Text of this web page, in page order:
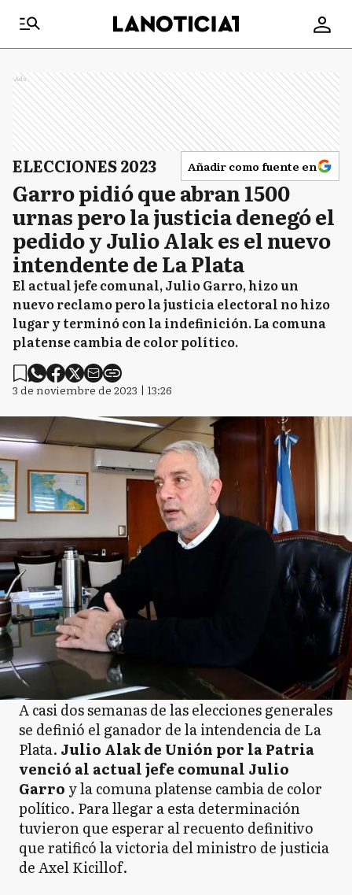
Ads
ELECCIONES 2023 Añadir como fuente en
Garro pidió que abran 1500
urnas pero la justicia denegó el
pedido y Julio Alak es el nuevo
intendente de La Plata
El actual jefe comunal, Julio Garro, hizo un
nuevo reclamo pero la justicia electoral no hizo
lugar y terminó con la indefinición. La comuna
platense cambia de color político.
3 de noviembre de 2023 | 13:26
A casi dos semanas de las elecciones generales
se definió el ganador de la intendencia de La
Plata. Julio Alak de Unión por la Patria
venció al actual jefe comunal Julio
Garro y la comuna platense cambia de color
político. Para llegar a esta determinación
tuvieron que esperar al recuento definitivo
que ratificó la victoria del ministro de justicia
de Axel Kicillof.